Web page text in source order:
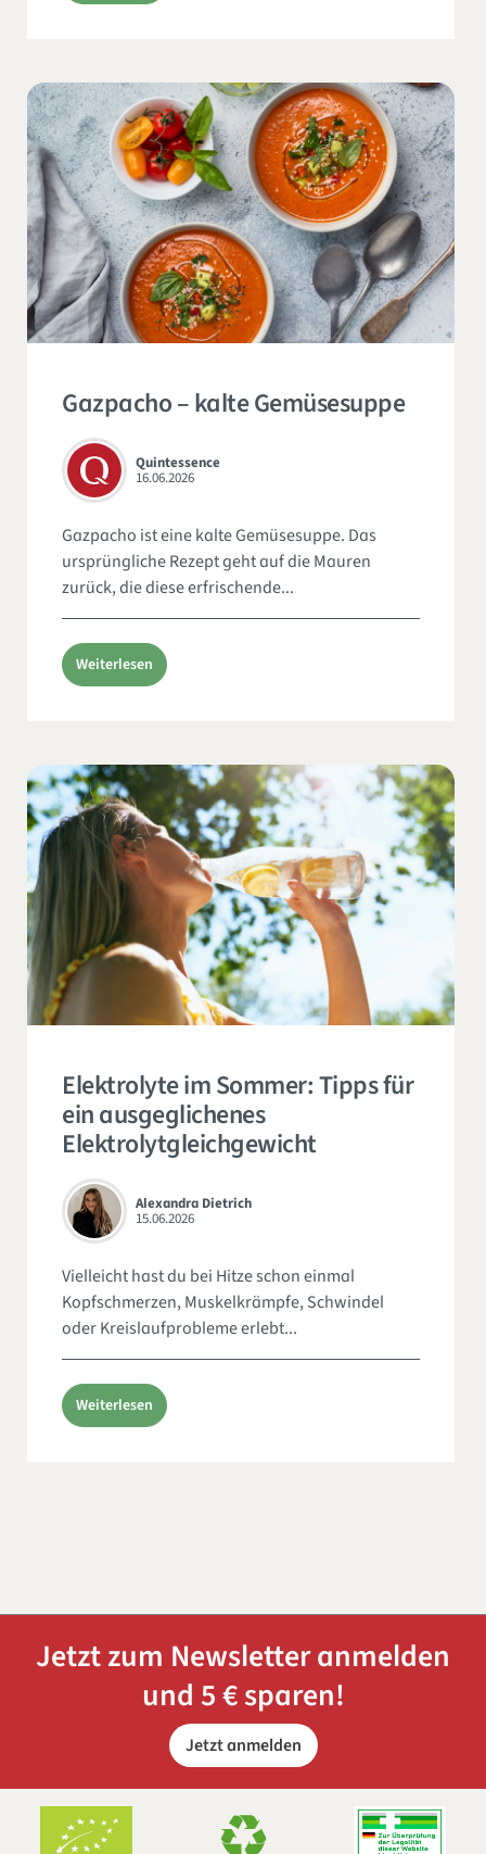
Gazpacho – kalte Gemüsesuppe
Quintessence
16.06.2026
Gazpacho ist eine kalte Gemüsesuppe. Das
ursprüngliche Rezept geht auf die Mauren
zurück, die diese erfrischende...
Weiterlesen
Elektrolyte im Sommer: Tipps für
ein ausgeglichenes
Elektrolytgleichgewicht
Alexandra Dietrich
15.06.2026
Vielleicht hast du bei Hitze schon einmal
Kopfschmerzen, Muskelkrämpfe, Schwindel
oder Kreislaufprobleme erlebt...
Weiterlesen
Jetzt zum Newsletter anmelden
und 5 € sparen!
Jetzt anmelden